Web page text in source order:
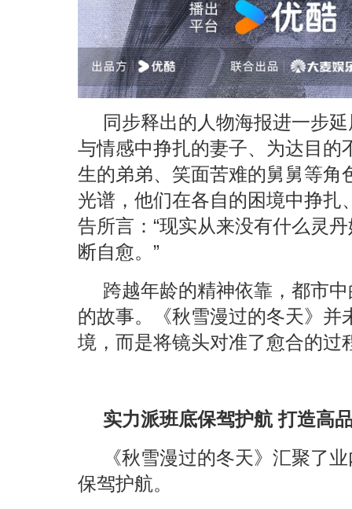
同步释出的人物海报进一步
与情感中挣扎的妻子、为达目的
生的弟弟、笑面苦难的舅舅等角
光谱，他们在各自的困境中挣扎
告所言：“现实从来没有什么灵
断自愈。”
跨越年龄的精神依靠，都市
的故事。《秋雪漫过的冬天》并
境，而是将镜头对准了愈合的过
实力派班底保驾护航 打造高
《秋雪漫过的冬天》汇聚了
保驾护航。